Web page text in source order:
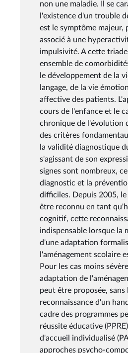
non une maladie. Il se
l'existence d'un trouble
est le symptôme majeur,
associé à une
impulsivité. A cette
ensemble de
le développement de la
langage, de la vie
affective des patients.
cours de l'enfance et le
chronique de l'évolution
des critères
la validité diagnostique
s'agissant de son
signes sont nombreux,
diagnostic et la
difficiles. Depuis 2005,
être reconnu en tant
cognitif, cette
indispensable lorsque la
d'une adaptation
l'aménagement scolaire
Pour les cas moins
adaptation de
peut être proposée, sans
reconnaissance d'un
cadre des programmes
réussite éducative
d'accueil individualisé
approches psycho-